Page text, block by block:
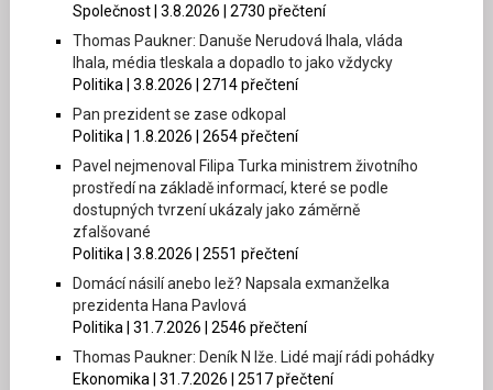
Společnost | 3.8.2026 | 2730 přečtení
Thomas Paukner: Danuše Nerudová lhala, vláda
lhala, média tleskala a dopadlo to jako vždycky
Politika | 3.8.2026 | 2714 přečtení
Pan prezident se zase odkopal
Politika | 1.8.2026 | 2654 přečtení
Pavel nejmenoval Filipa Turka ministrem životního
prostředí na základě informací, které se podle
dostupných tvrzení ukázaly jako záměrně
zfalšované
Politika | 3.8.2026 | 2551 přečtení
Domácí násilí anebo lež? Napsala exmanželka
prezidenta Hana Pavlová
Politika | 31.7.2026 | 2546 přečtení
Thomas Paukner: Deník N lže. Lidé mají rádi pohádky
Ekonomika | 31.7.2026 | 2517 přečtení